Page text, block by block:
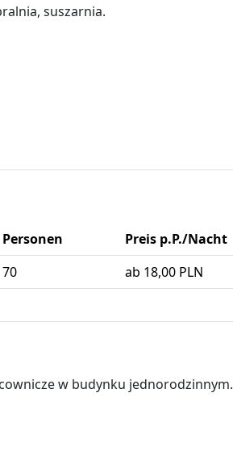
suszarnia.
Personen
Preis p.P./Nacht
70 ab 18,00 PLN
w budynku jednorodzinnym.